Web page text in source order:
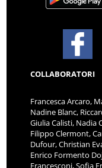
COLLABORATORI
Francesca Arcaro,
Nadine Blanc,
Giulia Calisti, Nadia
Filippo Clermont,
Dufour, Christian
Enrico Formento
Francesconi, Sofia